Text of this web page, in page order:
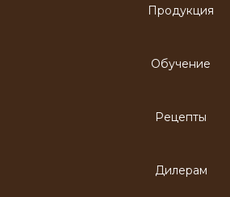
Продукция
Обучение
Рецепты
Дилерам